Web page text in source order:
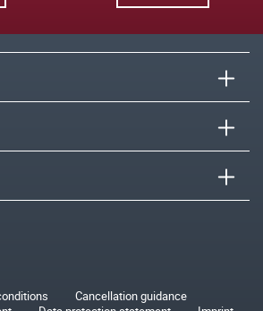
Cancellation guidance